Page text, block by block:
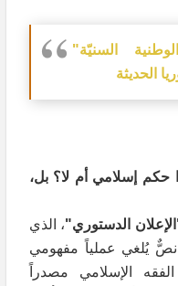
السنيّة"
الحديثة
حكم إسلامي أم لا؟ بل،
الدستوري"، الذي
نصٌّ يُلغي عملياً مفهومي
الإسلامي مصدراً